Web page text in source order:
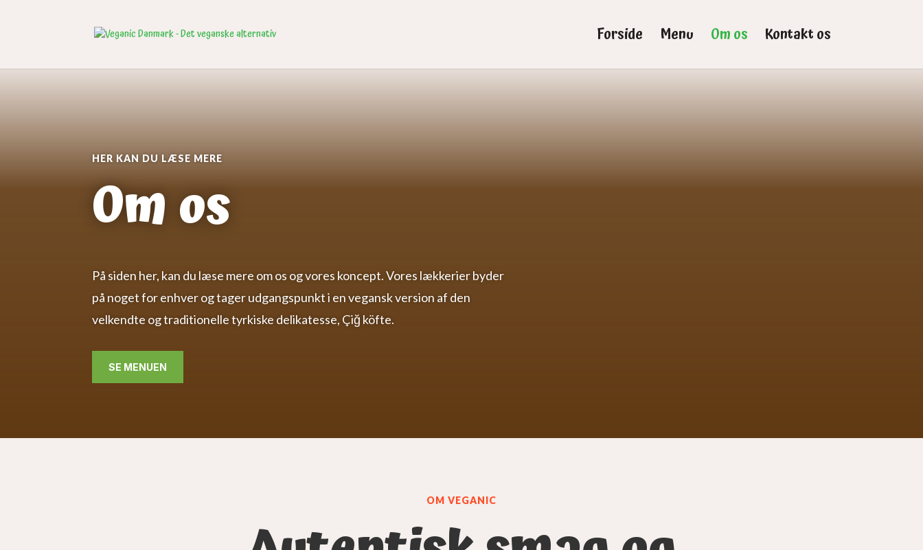
Forside Menu Om os Kontakt os
HER KAN DU LÆSE MERE
Om os
På siden her, kan du læse mere om os og vores koncept. Vores lækkerier byder
på noget for enhver og tager udgangspunkt i en vegansk version af den
velkendte og traditionelle tyrkiske delikatesse, Çiğ köfte.
SE MENUEN
OM VEGANIC